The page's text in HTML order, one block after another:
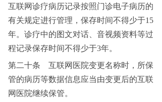
互联网诊疗病历记录按照门诊电子病历的
有关规定进行管理，保存时间不得少于15
年。诊疗中的图文对话、音视频资料等过
程记录保存时间不得少于3年。
第二十条 互联网医院变更名称时，所保
管的病历等数据信息应当由变更后的互联
网医院继续保管。